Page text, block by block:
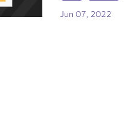
Jun 07, 2022